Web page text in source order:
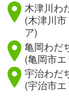
木津川わ
(木津川
ア)
亀岡わだ
(亀岡市
宇治わだ
(宇治市